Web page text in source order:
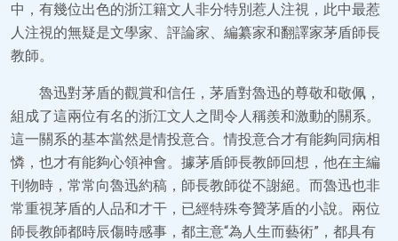
中，有幾位出色的浙江籍文人非分特別惹人注視，此中最惹
人注視的無疑是文學家、評論家、編纂家和翻譯家茅盾師長
教師。
魯迅對茅盾的觀賞和信任，茅盾對魯迅的尊敬和敬佩，
組成了這兩位有名的浙江文人之間令人稱羨和激動的關系。
這一關系的基本當然是情投意合。情投意合才有能夠同病相
憐，也才有能夠心領神會。據茅盾師長教師回想，他在主編
刊物時，常常向魯迅約稿，師長教師從不謝絕。而魯迅也非
常重視茅盾的人品和才干，已經特殊夸贊茅盾的小說。兩位
師長教師都時辰傷時感事，都主意“為人生而藝術”，都具有